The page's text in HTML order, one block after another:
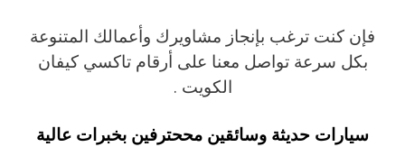
فإن كنت ترغب بإنجاز مشاويرك وأعمالك المتنوعة
بكل سرعة تواصل معنا على أرقام تاكسي كيفان
الكويت .
سيارات حديثة وسائقين مححترفين بخبرات عالية